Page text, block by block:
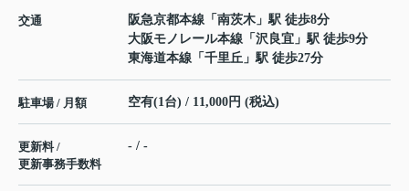
交通 阪急京都本線 「 南茨木 」駅 徒歩8分
大阪モノレール本線 「 沢良宜 」駅 徒歩9分
東海道本線 「 千里丘 」駅 徒歩27分
駐車場 / 月額 空有(1台) / 11,000円 (税込)
更新料 /
更新事務手数料
- / -